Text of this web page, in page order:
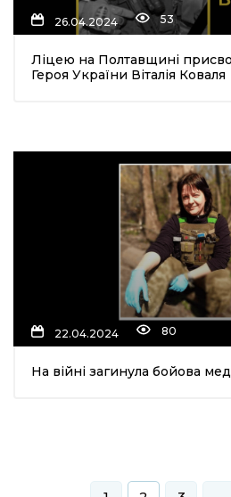
26.04.2024 53
Ліцею на Полтавщині
Героя України Віталія Коваля
22.04.2024 80
На війні загинула бойова